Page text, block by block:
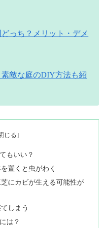
っち？メリット・デメ
敵な庭のDIY方法も紹
もいい？
置くと虫がわく
にカビが生える可能性が
しまう
は？